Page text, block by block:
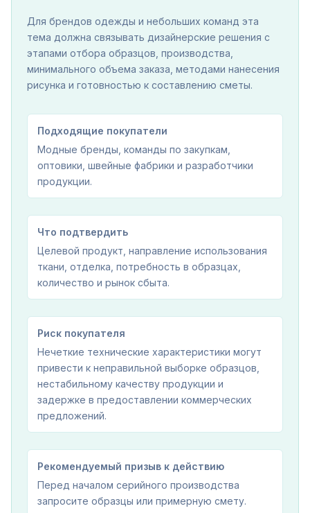
Для брендов одежды и небольших команд эта
тема должна связывать дизайнерские решения с
этапами отбора образцов, производства,
минимального объема заказа, методами нанесения
рисунка и готовностью к составлению сметы.
Подходящие покупатели
Модные бренды, команды по закупкам,
оптовики, швейные фабрики и разработчики
продукции.
Что подтвердить
Целевой продукт, направление использования
ткани, отделка, потребность в образцах,
количество и рынок сбыта.
Риск покупателя
Нечеткие технические характеристики могут
привести к неправильной выборке образцов,
нестабильному качеству продукции и
задержке в предоставлении коммерческих
предложений.
Рекомендуемый призыв к действию
Перед началом серийного производства
запросите образцы или примерную смету.